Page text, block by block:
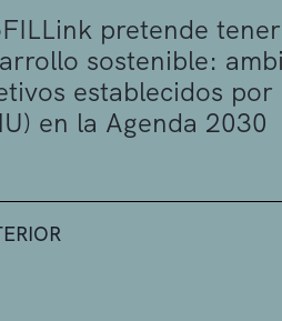
pretende
sostenible:
establecidos
en la Agenda 2030